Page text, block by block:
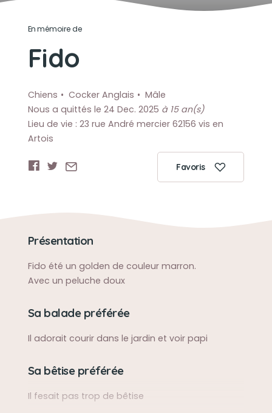
En mémoire de
Fido
Chiens Cocker Anglais
Mâle
Nous a quittés le 24 Dec. 2025 à 15 an(s)
Lieu de vie : 23 rue André mercier 62156 vis en
Artois
Favoris
Présentation
Fido été un golden de couleur marron.
Avec un peluche doux
Sa balade préférée
Il adorait courir dans le jardin et voir papi
Sa bêtise préférée
Il fesait pas trop de bêtise